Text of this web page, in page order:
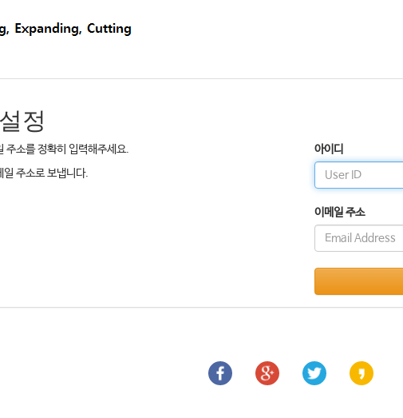
정
주소를 정확히 입력해주세요.
일 주소로 보냅니다.
아이디
이메일 주소